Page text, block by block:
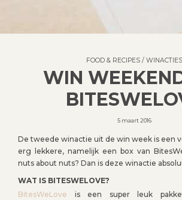
FOOD & RECIPES/ WINACTIES
WIN
5 maart 2016
De tweede winactie uit de win week is een
erg lekkere, namelijk een box van
nuts about nuts? Dan is deze winactie
WAT IS BITESWELOVE?
BitesWeLove is een super leuk